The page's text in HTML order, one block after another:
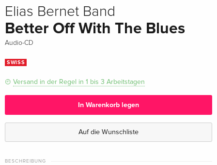
Elias Bernet Band
Better Off With The Blues
Audio-CD
SWISS
Versand in der Regel in 1 bis 3 Arbeitstagen
In Warenkorb legen
Auf die Wunschliste
BESCHREIBUNG